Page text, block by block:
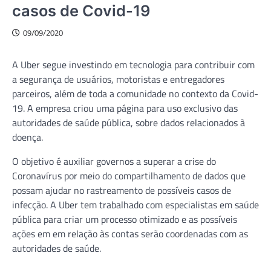
casos de Covid-19
09/09/2020
A Uber segue investindo em tecnologia para contribuir com
a segurança de usuários, motoristas e entregadores
parceiros, além de toda a comunidade no contexto da Covid-
19. A empresa criou uma página para uso exclusivo das
autoridades de saúde pública, sobre dados relacionados à
doença.
O objetivo é auxiliar governos a superar a crise do
Coronavírus por meio do compartilhamento de dados que
possam ajudar no rastreamento de possíveis casos de
infecção. A Uber tem trabalhado com especialistas em saúde
pública para criar um processo otimizado e as possíveis
ações em em relação às contas serão coordenadas com as
autoridades de saúde.